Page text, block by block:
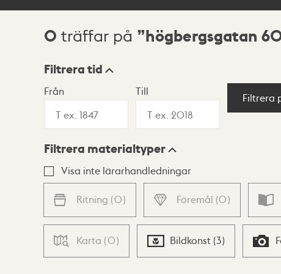
Sökresultat
0 träffar på högbergsgatan
Visningsläge
Lista Karta
Filtrera tid
Från Till
Filtrera
Filtrera materialtyper
Visa inte lärarhandledningar
Ritning (0) Föremål (0)
Karta (0) Bildkonst (3)